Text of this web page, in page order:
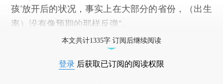
孩’放开后的状况，事实上在大部分的省份，（出生
率）没有像预期的那样反弹”。
本文共计1335字 订阅后继续阅读
登录 后获取已订阅的阅读权限